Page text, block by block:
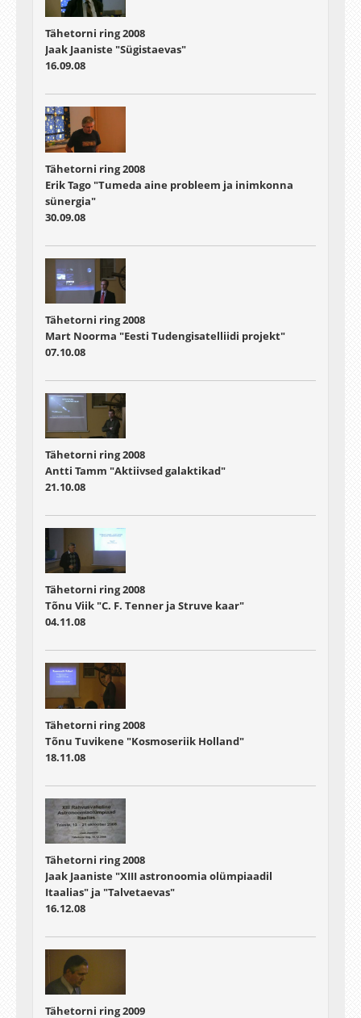
Tähetorni ring 2008
Jaak Jaaniste "Sügistaevas"
16.09.08
Tähetorni ring 2008
Erik Tago "Tumeda aine probleem ja inimkonna
sünergia"
30.09.08
Tähetorni ring 2008
Mart Noorma "Eesti Tudengisatelliidi projekt"
07.10.08
Tähetorni ring 2008
Antti Tamm "Aktiivsed galaktikad"
21.10.08
Tähetorni ring 2008
Tõnu Viik "C. F. Tenner ja Struve kaar"
04.11.08
Tähetorni ring 2008
Tõnu Tuvikene "Kosmoseriik Holland"
18.11.08
Tähetorni ring 2008
Jaak Jaaniste "XIII astronoomia olümpiaadil
Itaalias" ja "Talvetaevas"
16.12.08
Tähetorni ring 2009